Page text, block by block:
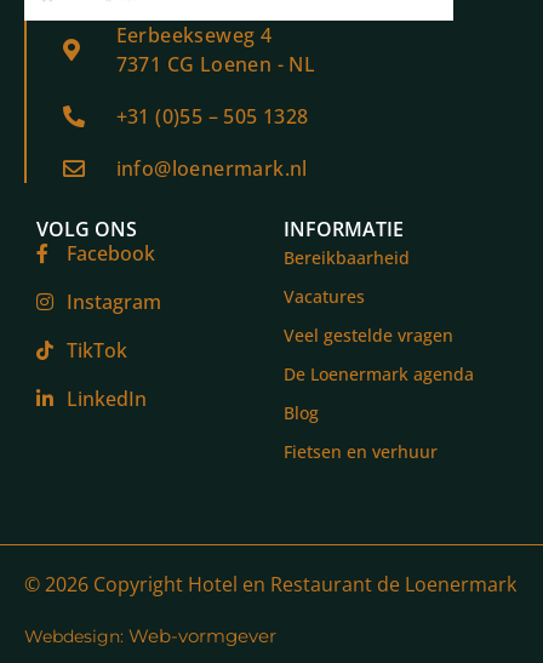
Eerbeekseweg 4
7371 CG Loenen - NL
+31 (0)55 – 505 1328
info@loenermark.nl
VOLG ONS
Facebook
Instagram
TikTok
LinkedIn
INFORMATIE
Bereikbaarheid
Vacatures
Veel gestelde vragen
De Loenermark agenda
Blog
Fietsen en verhuur
© 2026 Copyright Hotel en Restaurant de Loenermark
Webdesign: Web-vormgever